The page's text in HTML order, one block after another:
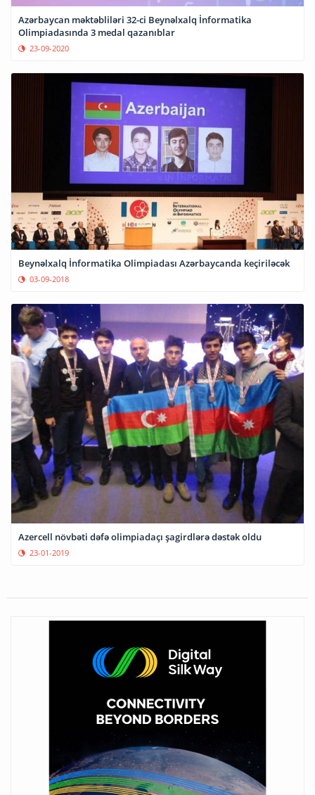
Azərbaycan məktəbliləri 32-ci Beynəlxalq İnformatika
Olimpiadasında 3 medal qazanıblar
23-09-2020
Beynəlxalq İnformatika Olimpiadası Azərbaycanda keçiriləcək
03-09-2018
Azercell növbəti dəfə olimpiadaçı şagirdlərə dəstək oldu
23-01-2019